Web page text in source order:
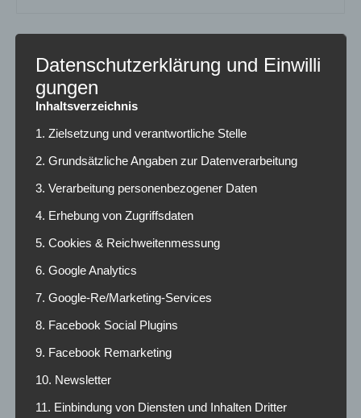
Datenschutzerklärung und Einwilli
gungen
Inhaltsverzeichnis
1. Zielsetzung und verantwortliche Stelle
2. Grundsätzliche Angaben zur Datenverarbeitung
3. Verarbeitung personenbezogener Daten
4. Erhebung von Zugriffsdaten
5. Cookies & Reichweitenmessung
6. Google Analytics
7. Google-Re/Marketing-Services
8. Facebook Social Plugins
9. Facebook Remarketing
10. Newsletter
11. Einbindung von Diensten und Inhalten Dritter